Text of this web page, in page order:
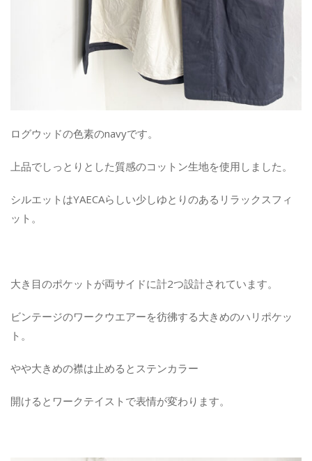
ログウッドの色素のnavyです。
上品でしっとりとした質感のコットン生地を使用しました。
シルエットはYAECAらしい少しゆとりのあるリラックスフィ
ット。
大き目のポケットが両サイドに計2つ設計されています。
ビンテージのワークウエアーを彷彿する大きめのハリポケッ
ト。
やや大きめの襟は止めるとステンカラー
開けるとワークテイストで表情が変わります。